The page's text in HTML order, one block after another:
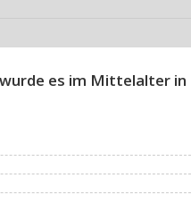
wurde es im Mittelalter in